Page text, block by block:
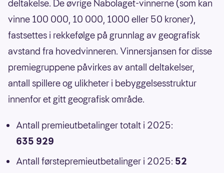
deltakelse. De øvrige Nabolaget-vinnerne (som kan
vinne 100 000, 10 000, 1000 eller 50 kroner),
fastsettes i rekkefølge på grunnlag av geografisk
avstand fra hovedvinneren. Vinnersjansen for disse
premiegruppene påvirkes av antall deltakelser,
antall spillere og ulikheter i bebyggelsesstruktur
innenfor et gitt geografisk område.
Antall premieutbetalinger totalt i 2025:
635 929
Antall førstepremieutbetalinger i 2025: 52